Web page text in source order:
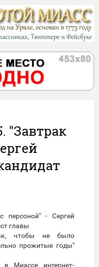
"Завтрак
персоной" - Сергей
главы
чтобы не было
прожитые годы"
в Миассе интернет-